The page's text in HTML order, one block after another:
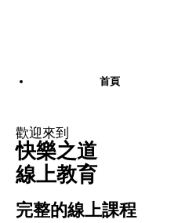
首頁
歡迎來到
快樂之道
線上教育
完整的線上課程